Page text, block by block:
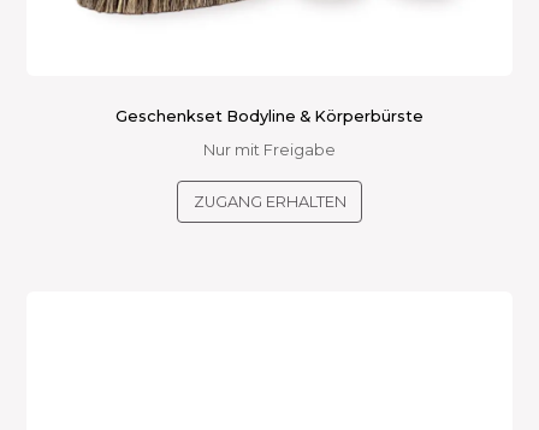
Geschenkset Bodyline & Körperbürste
Nur mit Freigabe
ZUGANG ERHALTEN